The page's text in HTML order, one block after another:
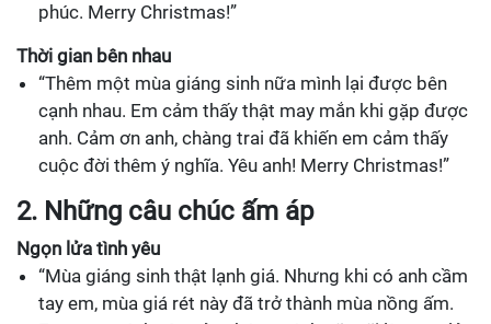
phúc. Merry Christmas!”
Thời gian bên nhau
“Thêm một mùa giáng sinh nữa mình lại được bên
cạnh nhau. Em cảm thấy thật may mắn khi gặp được
anh. Cảm ơn anh, chàng trai đã khiến em cảm thấy
cuộc đời thêm ý nghĩa. Yêu anh! Merry Christmas!”
2. Những câu chúc ấm áp
Ngọn lửa tình yêu
“Mùa giáng sinh thật lạnh giá. Nhưng khi có anh cầm
tay em, mùa giá rét này đã trở thành mùa nồng ấm.